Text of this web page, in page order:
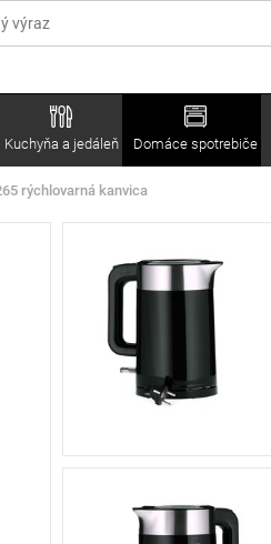
Kuchyňa a jedáleň Domáce spotrebiče
rýchlovarná kanvica